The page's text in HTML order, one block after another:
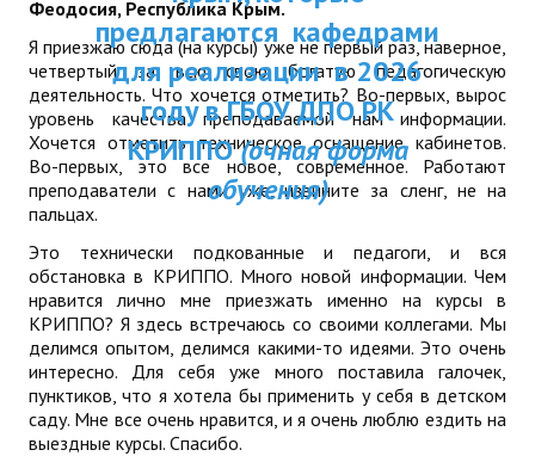
Профессиональная переподготовка
Повышение квалификации
КОНТАКТЫ
ДПП ПК:
Актуальное
занятий
предлагаются
для реализации в
году в ГБОУ ДПО
КРИППО(очная
обучения)
Республики Крым и были одобрены
Ученым советом ГБОУ ДПО РК КРИППО.
Мы надеемся получить Ваши предложения
и отзывы на электронный
адрес:dpo@krippo.ru
Рекомендации «Об организации
сопровождения детей, утративших
Феодосия, Республика Крым.
Я приезжаю сюда (на курсы) уже не первый раз, наверное,
четвертый за всю свою богатую педагогическую
деятельность. Что хочется отметить? Во-первых, вырос
уровень качества преподаваемой нам информации.
Хочется отметить техническое оснащение кабинетов.
Во-первых, это все новое, современное. Работают
преподаватели с нами уже, извините за сленг, не на
пальцах.
Это технически подкованные и педагоги, и вся
обстановка в КРИППО. Много новой информации. Чем
нравится лично мне приезжать именно на курсы в
КРИППО? Я здесь встречаюсь со своими коллегами. Мы
делимся опытом, делимся какими-то идеями. Это очень
интересно. Для себя уже много поставила галочек,
пунктиков, что я хотела бы применить у себя в детском
саду. Мне все очень нравится, и я очень люблю ездить на
выездные курсы. Спасибо.